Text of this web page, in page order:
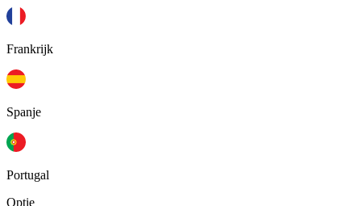
Frankrijk
Spanje
Portugal
Optie